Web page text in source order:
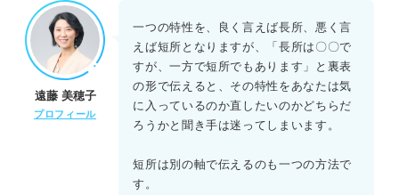
遠藤 美穂子
プロフィール
一つの特性を、良く言えば長所、悪く言
えば短所となりますが、「長所は〇〇で
すが、一方で短所でもあります」と裏表
の形で伝えると、その特性をあなたは気
に入っているのか直したいのかどちらだ
ろうかと聞き手は迷ってしまいます。
短所は別の軸で伝えるのも一つの方法で
す。